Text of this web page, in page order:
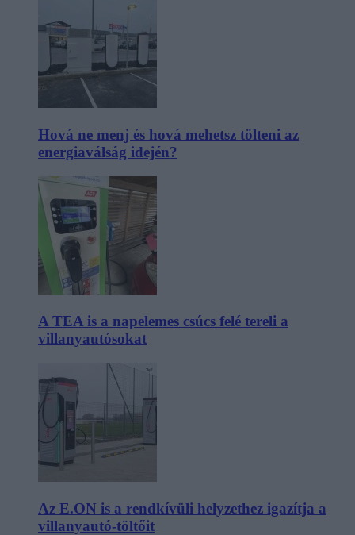
Hová ne menj és hová mehetsz tölteni az
energiaválság idején?
A TEA is a napelemes csúcs felé tereli a
villanyautósokat
Az E.ON is a rendkívüli helyzethez igazítja a
villanyautó-töltőit